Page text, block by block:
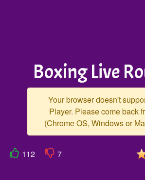
Boxing Live
Your browser doesn't
Player. Please come back
(Chrome OS, Windows or
112 7